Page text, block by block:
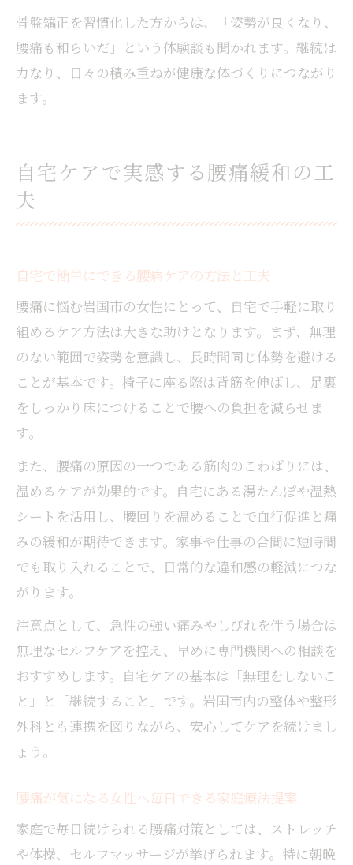
骨盤矯正を習慣化した方からは、「姿勢が良くなり、
腰痛も和らいだ」という体験談も聞かれます。継続は
力なり、日々の積み重ねが健康な体づくりにつながり
ます。
自宅ケアで実感する腰痛緩和の工
夫
自宅で簡単にできる腰痛ケアの方法と工夫
腰痛に悩む岩国市の女性にとって、自宅で手軽に取り
組めるケア方法は大きな助けとなります。まず、無理
のない範囲で姿勢を意識し、長時間同じ体勢を避ける
ことが基本です。椅子に座る際は背筋を伸ばし、足裏
をしっかり床につけることで腰への負担を減らせま
す。
また、腰痛の原因の一つである筋肉のこわばりには、
温めるケアが効果的です。自宅にある湯たんぽや温熱
シートを活用し、腰回りを温めることで血行促進と痛
みの緩和が期待できます。家事や仕事の合間に短時間
でも取り入れることで、日常的な違和感の軽減につな
がります。
注意点として、急性の強い痛みやしびれを伴う場合は
無理なセルフケアを控え、早めに専門機関への相談を
おすすめします。自宅ケアの基本は「無理をしないこ
と」と「継続すること」です。岩国市内の整体や整形
外科とも連携を図りながら、安心してケアを続けまし
ょう。
腰痛が気になる女性へ毎日できる家庭療法提案
家庭で毎日続けられる腰痛対策としては、ストレッチ
や体操、セルフマッサージが挙げられます。特に朝晩